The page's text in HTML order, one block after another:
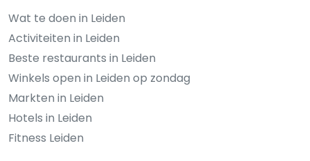
Wat te doen in Leiden
Activiteiten in Leiden
Beste restaurants in Leiden
Winkels open in Leiden op zondag
Markten in Leiden
Hotels in Leiden
Fitness Leiden